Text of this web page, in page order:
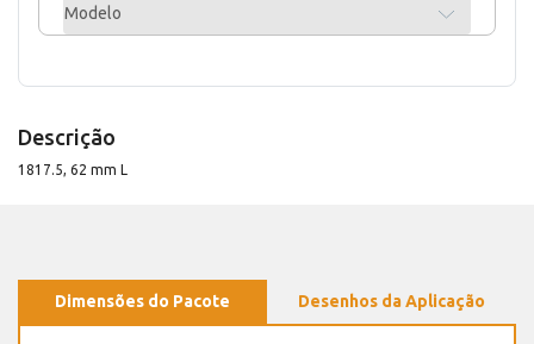
Modelo
Descrição
1817.5, 62 mm L
Dimensões do Pacote Desenhos da Aplicação